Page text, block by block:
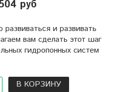
руб
и развивать
вам сделать этот шаг
гидропонных систем
В КОРЗИНУ